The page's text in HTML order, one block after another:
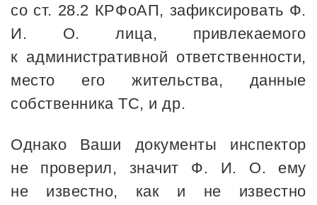
со ст. 28.2 КРФоАП, зафиксировать Ф.
И. О. лица, привлекаемого
к административной ответственности,
место его жительства, данные
собственника ТС, и др.
Однако Ваши документы инспектор
не проверил, значит Ф. И. О. ему
не известно, как и не известно